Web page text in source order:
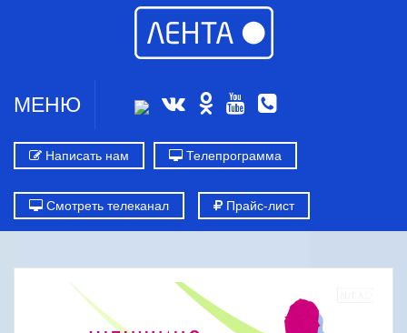
МЕНЮ
Написать нам Телепрограмма
Смотреть телеканал Прайс-лист